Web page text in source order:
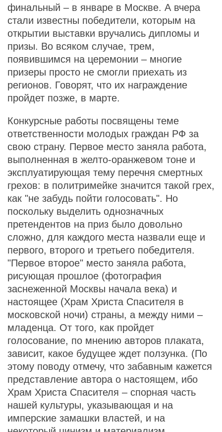
финальный – в январе в Москве. А вчера
стали известны победители, которым на
открытии выставки вручались дипломы и
призы. Во всяком случае, трем,
появившимся на церемонии – многие
призеры просто не смогли приехать из
регионов. Говорят, что их награждение
пройдет позже, в марте.
Конкурсные работы посвящены теме
ответственности молодых граждан РФ за
свою страну. Первое место заняла работа,
выполненная в желто-оранжевом тоне и
эксплуатирующая тему перечня смертных
грехов: в политримейке значится такой грех,
как "не забудь пойти голосовать". Но
поскольку выделить однозначных
претендентов на приз было довольно
сложно, для каждого места назвали еще и
первого, второго и третьего победителя.
"Первое второе" место заняла работа,
рисующая прошлое (фотография
заснеженной Москвы начала века) и
настоящее (Храм Христа Спасителя в
московской ночи) страны, а между ними –
младенца. От того, как пройдет
голосование, по мнению авторов плаката,
зависит, какое будущее ждет ползунка. (По
этому поводу отмечу, что забавным кажется
представление автора о настоящем, ибо
Храм Христа Спасителя – спорная часть
нашей культуры, указывающая и на
имперские замашки властей, и на